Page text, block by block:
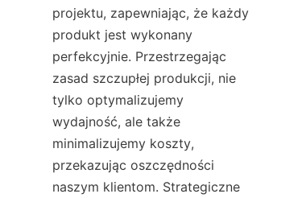
projektu, zapewniając, że każdy
produkt jest wykonany
perfekcyjnie. Przestrzegając
zasad szczupłej produkcji, nie
tylko optymalizujemy
wydajność, ale także
minimalizujemy koszty,
przekazując oszczędności
naszym klientom. Strategiczne